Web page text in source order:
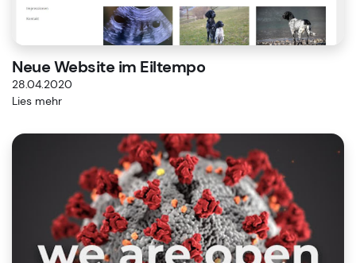
Neue Website im Eiltempo
28.04.2020
Lies mehr